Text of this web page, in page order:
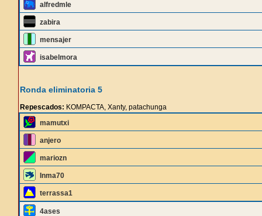
alfredmle
zabira
mensajer
isabelmora
Ronda eliminatoria 5
Repescados: KOMPACTA, Xanty, patachunga
mamutxi
anjero
mariozn
Inma70
terrassa1
4ases